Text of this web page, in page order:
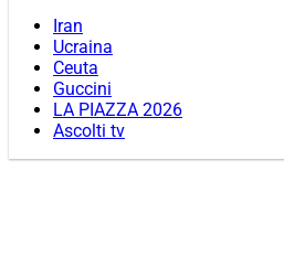
Iran
Ucraina
Ceuta
Guccini
LA PIAZZA 2026
Ascolti tv